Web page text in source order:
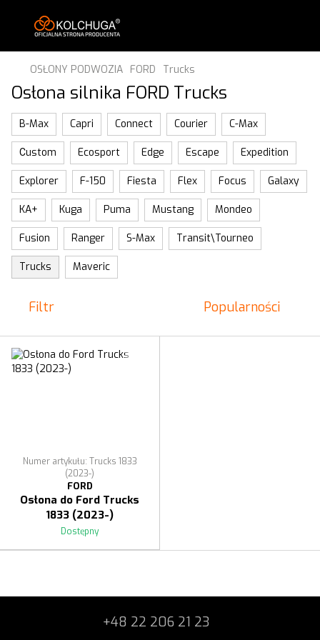
OSŁONY PODWOZIA FORD Trucks
Osłona silnika FORD Trucks
B-Max Capri Connect Courier C-Max
Сustom Ecosport Edge Escape Expedition
Explorer F-150 Fiesta Flex Focus Galaxy
KA+ Kuga Puma Mustang Mondeo
Fusion Ranger S-Max Transit\Tourneo
Trucks Maveric
Filtr Popularności
Numer artykułu: Trucks 1833
(2023-)
FORD
Osłona do Ford Trucks
1833 (2023-)
Dostępny
+48 22 206 21 23